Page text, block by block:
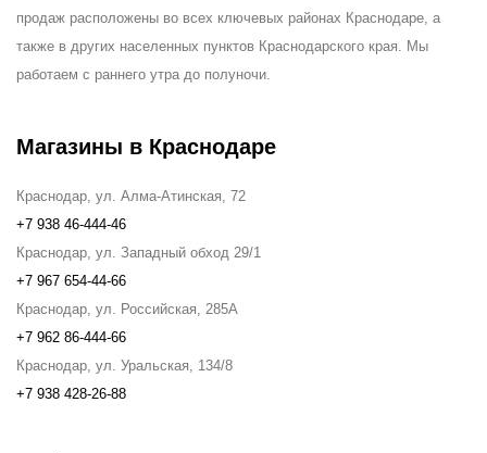
продаж расположены во всех ключевых районах Краснодаре, а
также в других населенных пунктов Краснодарского края. Мы
работаем с раннего утра до полуночи.
Магазины в Краснодаре
Краснодар, ул. Алма-Атинская, 72
+7 938 46-444-46
Краснодар, ул. Западный обход 29/1
+7 967 654-44-66
Краснодар, ул. Российская, 285А
+7 962 86-444-66
Краснодар, ул. Уральская, 134/8
+7 938 428-26-88